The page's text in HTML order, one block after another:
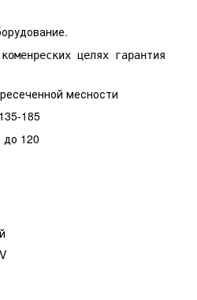
целях гарантия
месности
185
до 120